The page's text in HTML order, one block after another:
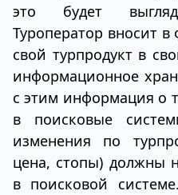
это будет
Туроператор вносит
свой турпродукт в
информационное
с этим информация о
в поисковые
изменения по
цена, стопы) должны
в поисковой